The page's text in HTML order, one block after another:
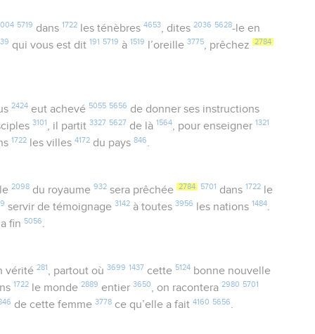
5719 dans 1722les ténèbres 4653, dites 2036 5628-le en
qui vous est dit 191 5719 à 1519 l’oreille3775, prêchez 2784
2424eut achevé 5055 5656 de donner ses instructions
3101 , il partit3327 5627 de là 1564, pour enseigner 1321
1722 les villes4172 du pays846.
2098du royaume 932sera prêchée 2784 5701 dans 1722le
servir de témoignage3142 à toutes3956 les nations 1484.
la fin 5056.
vérité 281 , partout où 3699 1437 cette 5124bonne nouvelle
1722 le monde2889 entier3650, on racontera2980 5701
de cette femme3778 ce qu’elle a fait4160 5656.